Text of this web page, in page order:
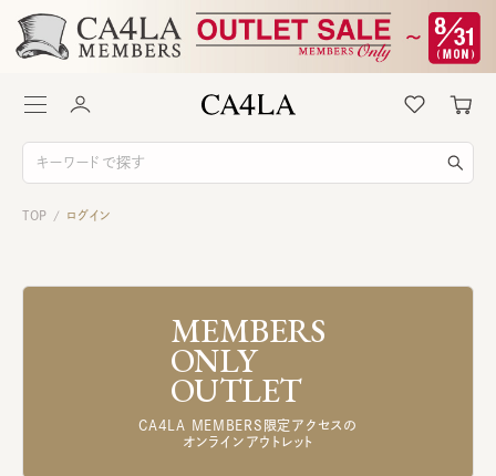
TOP / ログイン
MEMBERS
ONLY
OUTLET
CA4LA MEMBERS限定アクセスの
オンラインアウトレット